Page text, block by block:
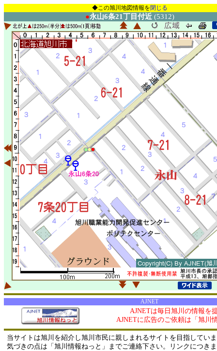
◆この旭川地図情報を閉じる
●永山6条21丁目付近 (5312)
AJNET
AJNETは毎日旭川の情報を
AJNETに広告のご依頼は「旭川
当サイトは旭川を紹介し旭川市民に親しまれるサイトを目指してい
気づきの点は「旭川情報ねっと」までご連絡下さい。リンクにつき